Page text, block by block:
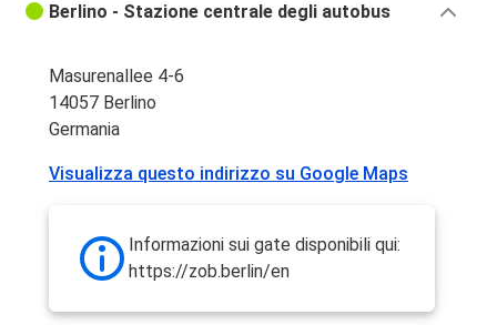
Berlino - Stazione centrale degli autobus
Masurenallee 4-6
14057 Berlino
Germania
Visualizza questo indirizzo su Google Maps
Informazioni sui gate disponibili qui:
https://zob.berlin/en